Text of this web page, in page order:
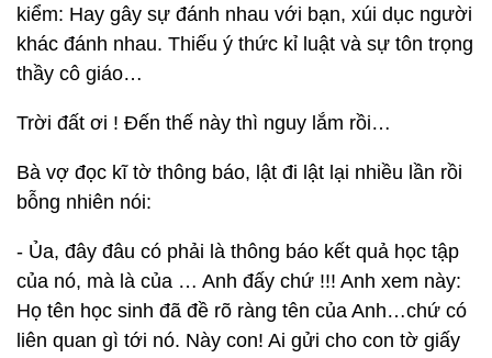
kiểm: Hay gây sự đánh nhau với bạn, xúi dục người
khác đánh nhau. Thiếu ý thức kỉ luật và sự tôn trọng
thầy cô giáo…
Trời đất ơi ! Đến thế này thì nguy lắm rồi…
Bà vợ đọc kĩ tờ thông báo, lật đi lật lại nhiều lần rồi
bỗng nhiên nói:
- Ủa, đây đâu có phải là thông báo kết quả học tập
của nó, mà là của … Anh đấy chứ !!! Anh xem này:
Họ tên học sinh đã đề rõ ràng tên của Anh…chứ có
liên quan gì tới nó. Này con! Ai gửi cho con tờ giấy